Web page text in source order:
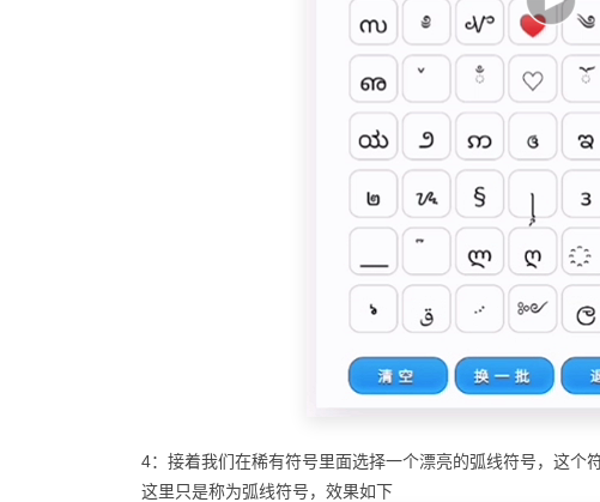
4：接着我们在稀有符号里面选择一个漂亮的弧线符号，这个
这里只是称为弧线符号，效果如下